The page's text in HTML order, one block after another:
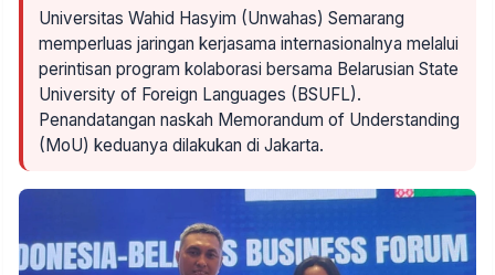
Universitas Wahid Hasyim (Unwahas) Semarang
memperluas jaringan kerjasama internasionalnya melalui
perintisan program kolaborasi bersama Belarusian State
University of Foreign Languages (BSUFL).
Penandatangan naskah Memorandum of Understanding
(MoU) keduanya dilakukan di Jakarta.